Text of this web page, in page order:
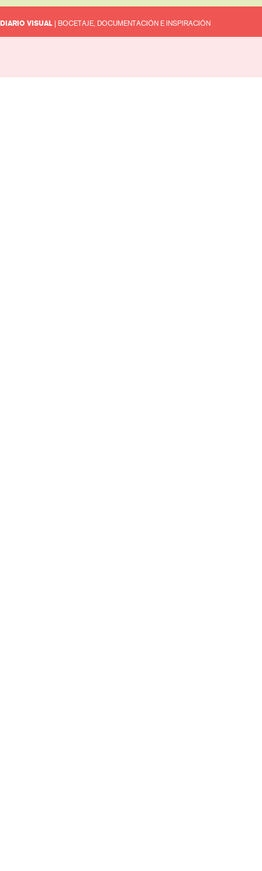
DIARIO VISUAL | BOCETAJE, DOCUMENTACIÓN E INSPIRACIÓN